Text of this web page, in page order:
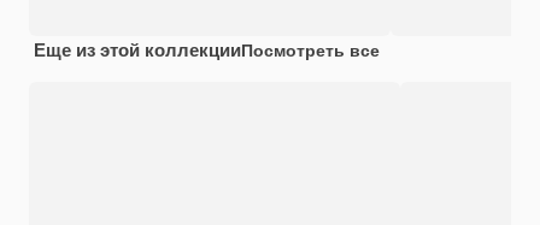
Еще из этой коллекцииПосмотреть все